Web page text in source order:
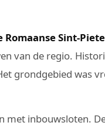
Romaanse Sint-
van de regio.
grondgebied was
met inbouwsloten.